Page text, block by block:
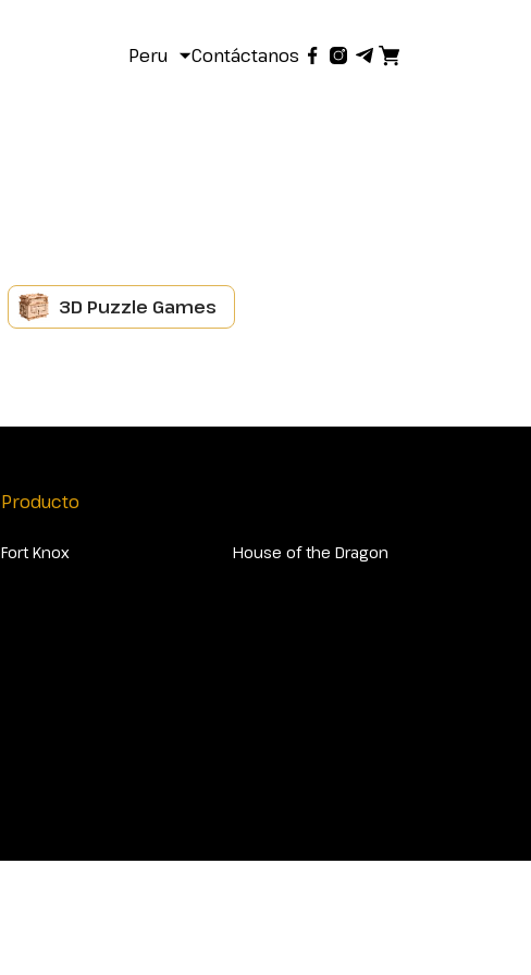
Peru Contáctanos
3D Puzzle Games
Producto
Fort Knox House of the Dragon